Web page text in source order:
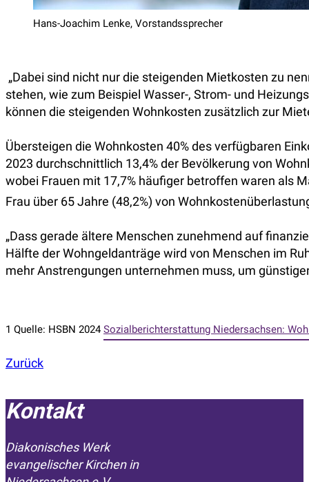
Hans-Joachim Lenke, Vorstandssprecher
„Dabei sind nicht nur die steigenden Mietkosten zu
stehen, wie zum Beispiel Wasser-, Strom- und
können die steigenden Wohnkosten zusätzlich zur
Übersteigen die Wohnkosten 40% des verfügbaren
2023 durchschnittlich 13,4% der Bevölkerung von
wobei Frauen mit 17,7% häufiger betroffen waren als
Frau über 65 Jahre (48,2%) von
„Dass gerade ältere Menschen zunehmend auf
Hälfte der Wohngeldanträge wird von Menschen im
mehr Anstrengungen unternehmen muss, um
1 Quelle: HSBN 2024 Sozialberichterstattung Niedersachsen:
Zurück
Kontakt
Diakonisches Werk
evangelischer Kirchen in